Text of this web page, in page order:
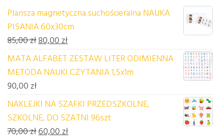
Plansza magnetyczna suchościeralna NAUKA
PISANIA 60x30cm
85,00złPierwotna cena wynosiła: 85,00 zł.
80,00 złAktualna cena wynosi: 80,00 zł.
MATA ALFABET ZESTAW LITER ODIMIENNA
METODA NAUKI CZYTANIA 1,5x1m
90,00 zł
NAKLEJKI NA SZAFKI PRZEDSZKOLNE,
SZKOLNE, DO SZATNI 96szt
70,00złPierwotna cena wynosiła: 70,00 zł.
60,00 złAktualna cena wynosi: 60,00 zł.